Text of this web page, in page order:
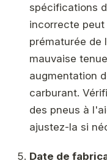
spécifications
incorrecte
prématurée de
mauvaise
augmentation
carburant.
des pneus à
ajustez-la si
Date de